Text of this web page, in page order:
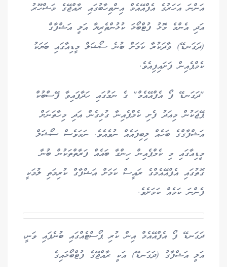
އަންނަ އަހަރުގެ އެފްއޭއެމް އިންތިހާބުގައި ރާއްޖޭގެ މަޝްހޫރު
އަދި އެންމެ މޮޅު ފުޓްބޯޅަ ކުޅުންތެރިޔާ އަލީ އަޝްފާގް
(ދަގަނޑޭ) ވާދަކުރާ ކަމަށް ބުނެ ސޯޝަލް މީޑިއާގައި ބަޔަކު
ކެމްޕެއިން ފަށައިފިއެވެ.
"ދަގަނޑޭ ފޯ އެފްއޭއެމް" ގެ ނަމުގައި ހަދާފައިވާ ފޭސްބުކް
ޕޭޖަކުން މިއަދު ފެށި ކެމްޕެއިނާ ގުޅިގެން އަދި މިހާތަނަށް
އަޝްފާގްގެ ބަހެއް ލިބިފައެއް ނުވެއެވެ. ނަމަވެސް ސޯޝަލް
މީޑިއާގައި މި ކެމްޕެއިން ހިންގާ ބައެއް ފަރާތްތަކުން ބުނާ
ގޮތުގައި އެފްއޭއެމްގެ ރައީސް ކަމަށް އަޝްފާގް ކުރިމަތި ލުމަކީ
ފެންނަ ކަމެއް ކަމަށެވެ.
ދަގަނޑޭ ފޯ އެފްއޭއެމް އިން ކުރި ޕޯސްޓެއްގައި ބުނެފައި ވަނީ،
އަލީ އަޝްފާގު (ދަގަނޑޭ) އަކީ ރާއްޖޭގެ ފުޓްބޯޅައިގެ